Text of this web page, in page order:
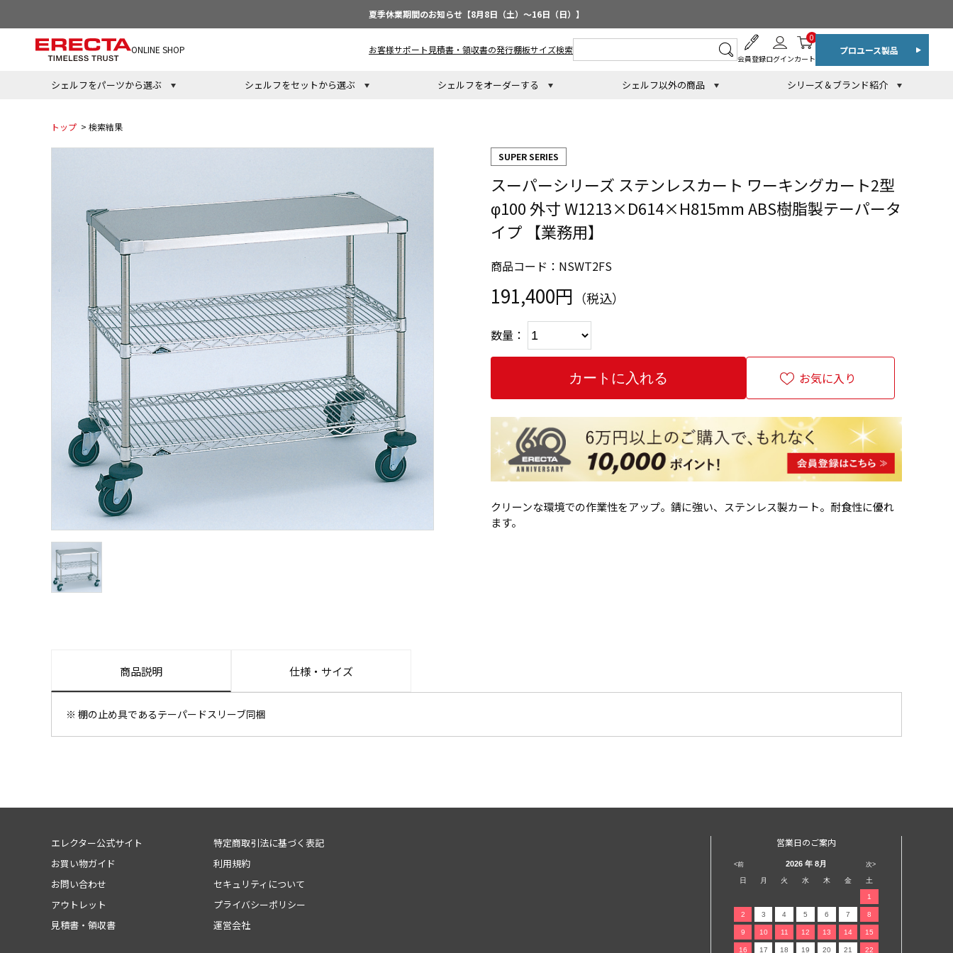
夏季休業期間のお知らせ【8月8日（土）～16日（日）】
ONLINE SHOP お客様サポート 見積書・領収書の発行棚板サイズ検索
会員登録ログインカート
0
プロユース製品
シェルフをパーツから選ぶ シェルフをセットから選ぶ シェルフをオーダーする シェルフ以外の商品 シリーズ＆ブランド紹介
トップ > 検索結果
SUPER SERIES
スーパーシリーズ ステンレスカート ワーキングカート2型
φ100 外寸 W1213×D614×H815mm ABS樹脂製テーパータ
イプ 【業務用】
商品コード：NSWT2FS
191,400円 （税込）
数量：
お気に入り
クリーンな環境での作業性をアップ。錆に強い、ステンレス製カート。耐食性に優れ
ます。
商品説明 仕様・サイズ
※ 棚の止め具であるテーパードスリーブ同梱
エレクター公式サイト
お買い物ガイド
お問い合わせ
アウトレット
見積書・領収書
特定商取引法に基づく表記
利用規約
セキュリティについて
プライバシーポリシー
運営会社
営業日のご案内
<前 次>
2026 年 8月
日 月 火 水 木 金 土
1
2 3 4 5 6 7 8
9 10 11 12 13 14 15
16 17 18 19 20 21 22